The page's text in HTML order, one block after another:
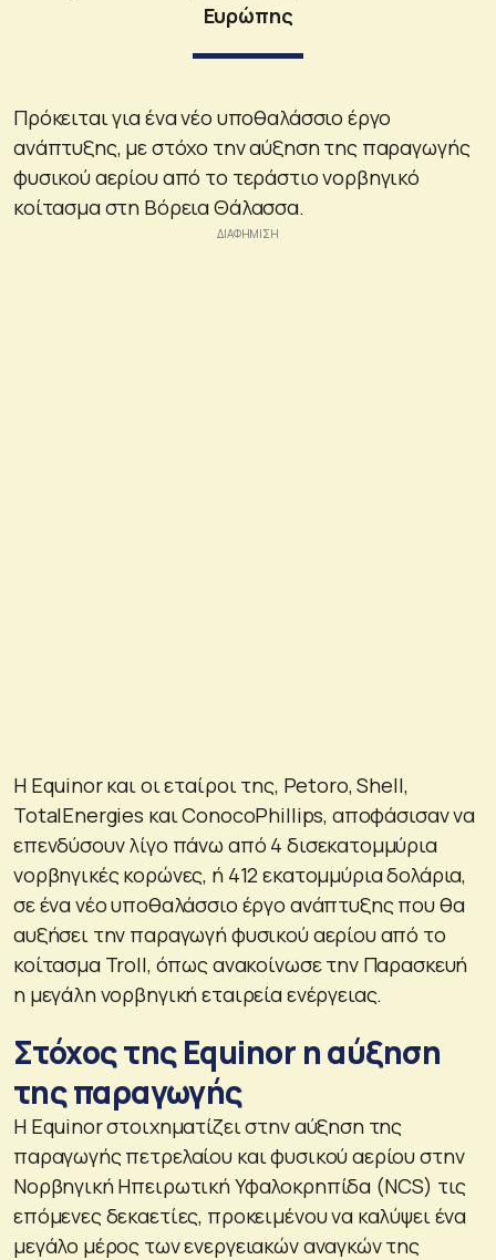
Ευρώπης
Πρόκειται για ένα νέο υποθαλάσσιο έργο
ανάπτυξης, με στόχο την αύξηση της παραγωγής
φυσικού αερίου από το τεράστιο νορβηγικό
κοίτασμα στη Βόρεια Θάλασσα.
Η Equinor και οι εταίροι της, Petoro, Shell,
TotalEnergies και ConocoPhillips, αποφάσισαν να
επενδύσουν λίγο πάνω από 4 δισεκατομμύρια
νορβηγικές κορώνες, ή 412 εκατομμύρια δολάρια,
σε ένα νέο υποθαλάσσιο έργο ανάπτυξης που θα
αυξήσει την παραγωγή φυσικού αερίου από το
κοίτασμα Troll, όπως ανακοίνωσε την Παρασκευή
η μεγάλη νορβηγική εταιρεία ενέργειας.
Στόχος της Equinor η αύξηση
της παραγωγής
Η Equinor στοιχηματίζει στην αύξηση της
παραγωγής πετρελαίου και φυσικού αερίου στην
Νορβηγική Ηπειρωτική Υφαλοκρηπίδα (NCS) τις
επόμενες δεκαετίες, προκειμένου να καλύψει ένα
μεγάλο μέρος των ενεργειακών αναγκών της